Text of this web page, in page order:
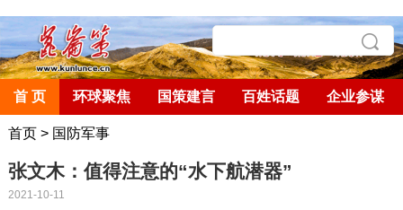
首 页 环球聚焦 国策建言 百姓话题 企业参谋
首页> 国防军事
张文木：值得注意的“水下航潜器”
2021-10-11